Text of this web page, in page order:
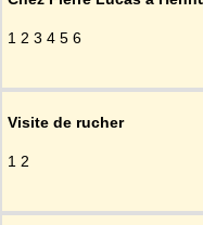
1 2 3 4 5 6
Visite de rucher
1 2